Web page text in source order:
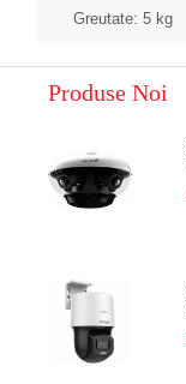
Greutate: 5 kg
Produse Noi